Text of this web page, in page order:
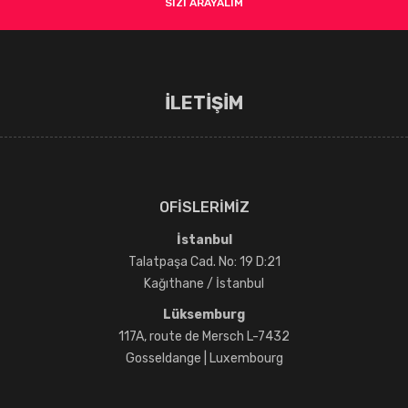
SİZİ ARAYALIM
İLETİŞİM
OFİSLERİMİZ
İstanbul
Talatpaşa Cad. No: 19 D:21
Kağıthane / İstanbul
Lüksemburg
117A, route de Mersch L-7432
Gosseldange | Luxembourg